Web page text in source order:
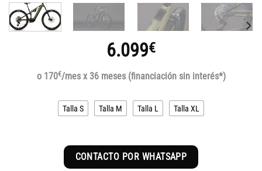
6.099€
o 170€/mes x 36 meses (financiación sin interés*)
Talla S Talla M Talla L Talla XL
CONTACTO POR WHATSAPP